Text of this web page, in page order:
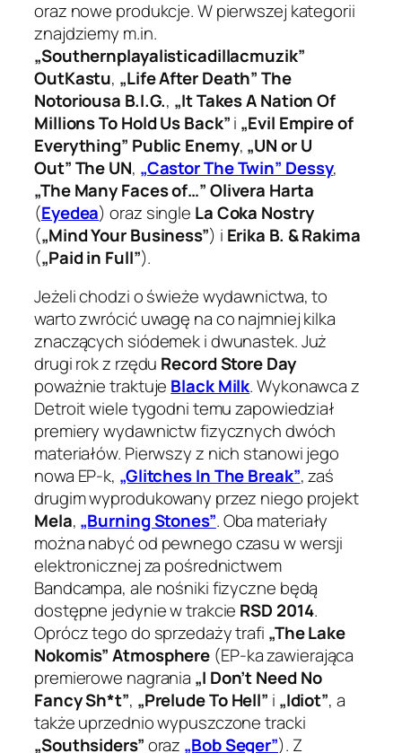
oraz nowe produkcje. W pierwszej kategorii
znajdziemy m.in.
„Southernplayalisticadillacmuzik”
OutKastu, „Life After Death” The
Notoriousa B.I.G., „It Takes A Nation Of
Millions To Hold Us Back”i „Evil Empire of
Everything” Public Enemy, „UN or U
Out” The UN, „Castor The Twin” Dessy,
„The Many Faces of…” Olivera Harta
(Eyedea) oraz single La Coka Nostry
(„Mind Your Business”) i Erika B. & Rakima
(„Paid in Full”).
Jeżeli chodzi o świeże wydawnictwa, to
warto zwrócić uwagę na co najmniej kilka
znaczących siódemek i dwunastek. Już
drugi rok z rzędu Record Store Day
poważnie traktuje Black Milk. Wykonawca z
Detroit wiele tygodni temu zapowiedział
premiery wydawnictw fizycznych dwóch
materiałów. Pierwszy z nich stanowi jego
nowa EP-k, „Glitches In The Break”, zaś
drugim wyprodukowany przez niego projekt
Mela, „Burning Stones”. Oba materiały
można nabyć od pewnego czasu w wersji
elektronicznej za pośrednictwem
Bandcampa, ale nośniki fizyczne będą
dostępne jedynie w trakcie RSD 2014.
Oprócz tego do sprzedaży trafi „The Lake
Nokomis” Atmosphere (EP-ka zawierająca
premierowe nagrania „I Don’t Need No
Fancy Sh*t”, „Prelude To Hell” i „Idiot”, a
także uprzednio wypuszczone tracki
„Southsiders”oraz „Bob Seger”). Z